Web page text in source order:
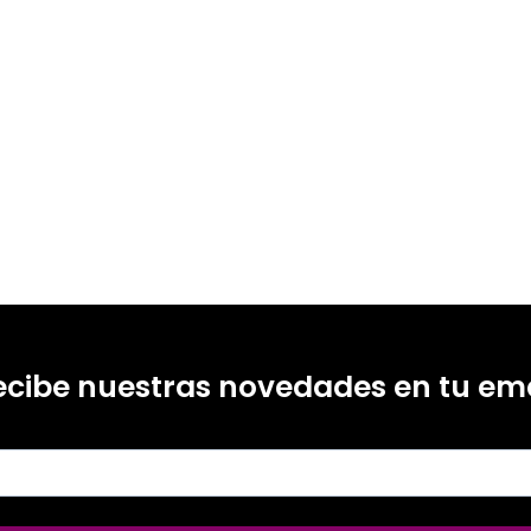
nuestras novedades en tu